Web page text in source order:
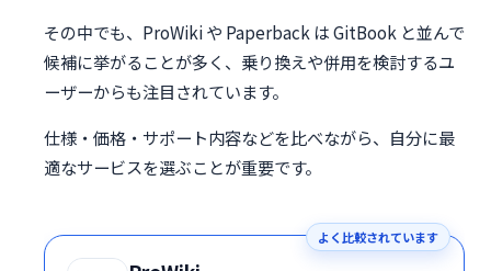
その中でも、ProWiki や Paperback は GitBook と並んで
候補に挙がることが多く、乗り換えや併用を検討するユ
ーザーからも注目されています。
仕様・価格・サポート内容などを比べながら、自分に最
適なサービスを選ぶことが重要です。
よく比較されています